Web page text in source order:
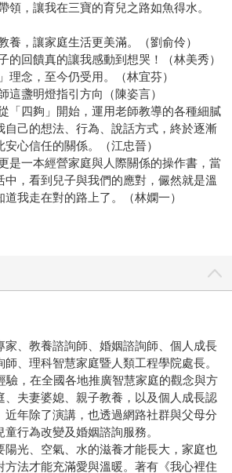
領，讓我在三寶的育兒之路如魚得水。
養，讓家庭生活更美滿。（劉俞伶）
的回饋真的讓我感動到想哭！（林美秀）
理念，至今仍受用。（林宜芬）
這盞明燈指引方向（陳姿言）
「四夠」開始，運用老師教導的各種細膩
自己的想法、行為、說話方式，終於逐漸
心信任的關係。（江忠晉）
是一本經營家庭與人際關係的操作書，當
中，看到兒子與我們的應對，儼然就是溫
我走在對的路上了。（林嫻一）
家、教養諮詢師、婚姻諮詢師、個人成長
、理科智慧家庭暨人類工程學院處長。
驗，在全國各地推廣智慧家庭的觀念與方
、夫妻婆媳、親子教養，以及個人成長認
近年除了演講，也透過網路社群與父母分
行為改變及婚姻諮詢服務。
陽光、空氣、水的滋養才能長大，家庭也
方法才能充滿愛與溫暖。著有《我心裡住